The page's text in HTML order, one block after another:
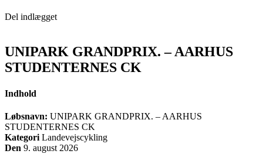
Del indlægget
UNIPARK GRANDPRIX. – AARHUS
STUDENTERNES CK
Indhold
Løbsnavn: UNIPARK GRANDPRIX. – AARHUS
STUDENTERNES CK
Kategori Landevejscykling
Den 9. august 2026